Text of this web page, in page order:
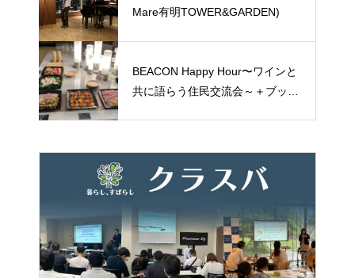
Mare有明TOWER&GARDEN)
BEACON Happy Hour〜ワインと
共に語らう住民交流会～＋ブック